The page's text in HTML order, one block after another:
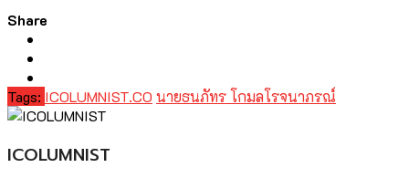
Share
Tags: ICOLUMNIST.CO นายธนภัทร โกมลโรจนาภรณ์
ICOLUMNIST